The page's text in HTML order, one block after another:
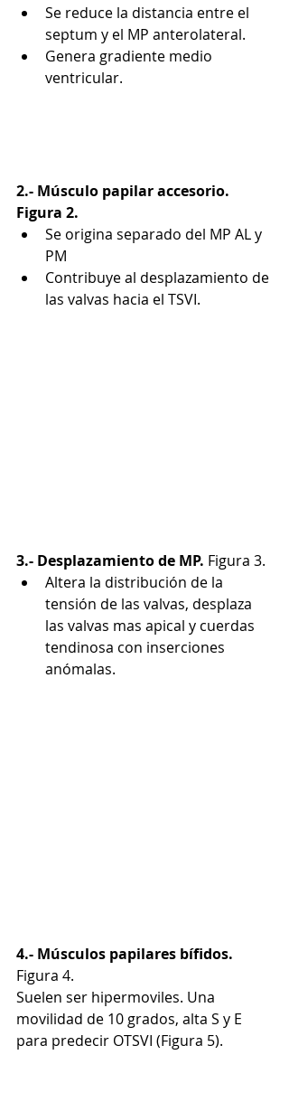
Se reduce la distancia entre el
septum y el MP anterolateral.
Genera gradiente medio
ventricular.
2.- Músculo papilar accesorio.
Figura 2.
Se origina separado del MP AL y
PM
Contribuye al desplazamiento de
las valvas hacia el TSVI.
3.- Desplazamiento de MP. Figura 3.
Altera la distribución de la
tensión de las valvas, desplaza
las valvas mas apical y cuerdas
tendinosa con inserciones
anómalas.
4.- Músculos papilares bífidos.
Figura 4.
Suelen ser hipermoviles. Una
movilidad de 10 grados, alta S y E
para predecir OTSVI (Figura 5).